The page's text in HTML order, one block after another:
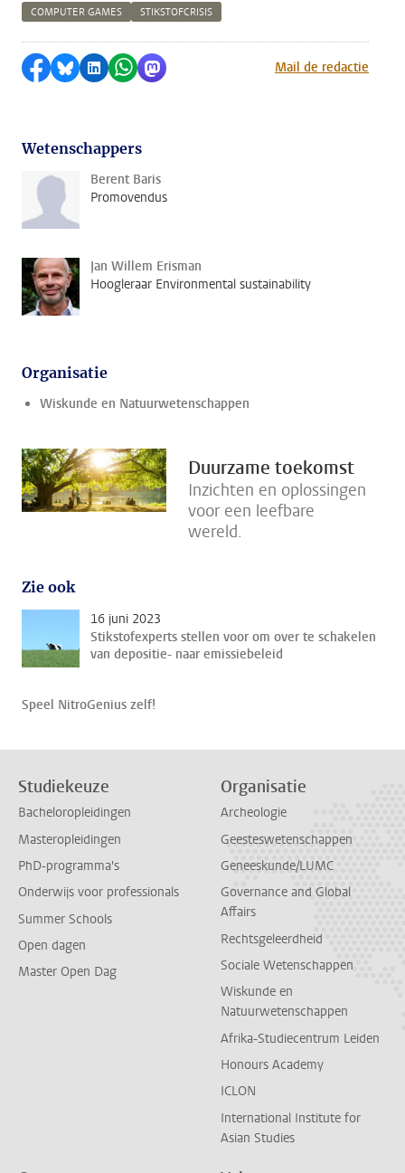
COMPUTER GAMES STIKSTOFCRISIS
Delen op Facebook
Delen via Bluesky
Delen op LinkedIn
Delen via WhatsApp
Delen via MastodonMail de redactie
Wetenschappers
Berent Baris
Promovendus
Jan Willem Erisman
Hoogleraar Environmental sustainability
Organisatie
Wiskunde en Natuurwetenschappen
Duurzame toekomst
Inzichten en oplossingen
voor een leefbare
wereld.
Zie ook
16 juni 2023
Stikstofexperts stellen voor om over te schakelen
van depositie- naar emissiebeleid
Speel NitroGenius zelf!
Studiekeuze
Bacheloropleidingen
Masteropleidingen
PhD-programma's
Onderwijs voor professionals
Summer Schools
Open dagen
Master Open Dag
Organisatie
Archeologie
Geesteswetenschappen
Geneeskunde/LUMC
Governance and Global
Affairs
Rechtsgeleerdheid
Sociale Wetenschappen
Wiskunde en
Natuurwetenschappen
Afrika-Studiecentrum Leiden
Honours Academy
ICLON
International Institute for
Asian Studies